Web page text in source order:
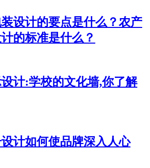
设计的要点是什么？农产
的标准是什么？
计:学校的文化墙,你了解
计如何使品牌深入人心